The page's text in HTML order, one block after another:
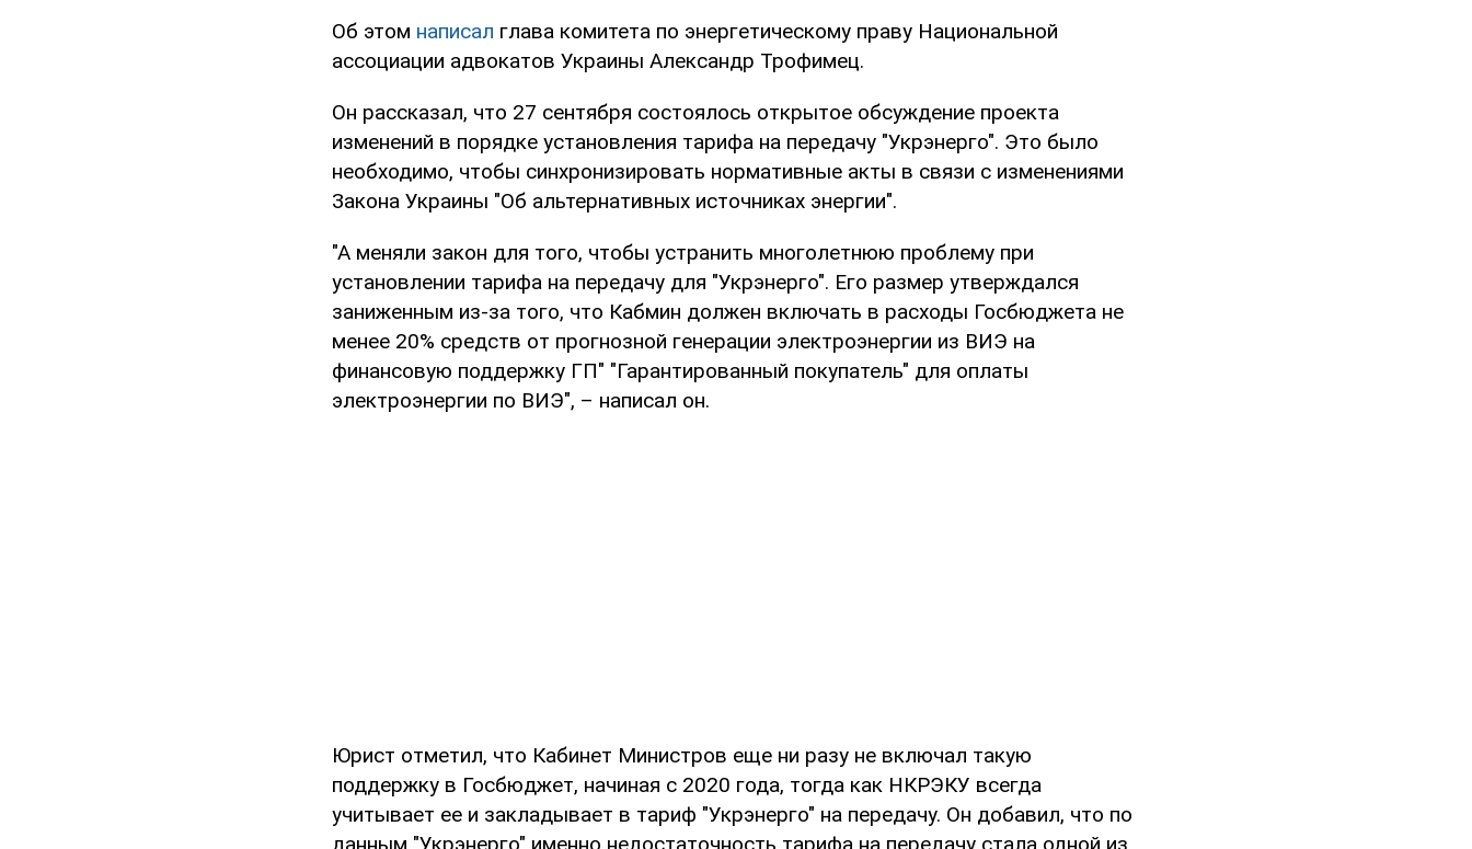
Об этом написал глава комитета по энергетическому праву Национальной
ассоциации адвокатов Украины Александр Трофимец.
Он рассказал, что 27 сентября состоялось открытое обсуждение проекта
изменений в порядке установления тарифа на передачу "Укрэнерго". Это было
необходимо, чтобы синхронизировать нормативные акты в связи с изменениями
Закона Украины "Об альтернативных источниках энергии".
"А меняли закон для того, чтобы устранить многолетнюю проблему при
установлении тарифа на передачу для "Укрэнерго". Его размер утверждался
заниженным из-за того, что Кабмин должен включать в расходы Госбюджета не
менее 20% средств от прогнозной генерации электроэнергии из ВИЭ на
финансовую поддержку ГП" "Гарантированный покупатель" для оплаты
электроэнергии по ВИЭ", – написал он.
Юрист отметил, что Кабинет Министров еще ни разу не включал такую
поддержку в Госбюджет, начиная с 2020 года, тогда как НКРЭКУ всегда
учитывает ее и закладывает в тариф "Укрэнерго" на передачу. Он добавил, что по